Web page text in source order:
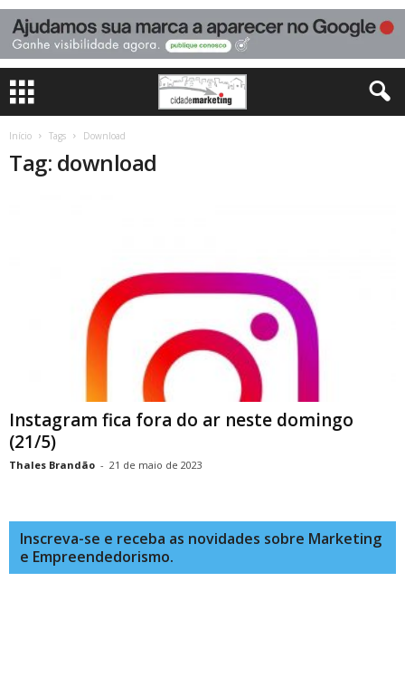
Início Tags Download
Tag: download
Instagram fica fora do ar neste domingo
(21/5)
Thales Brandão - 21 de maio de 2023
Inscreva-se e receba as novidades sobre Marketing
e Empreendedorismo.